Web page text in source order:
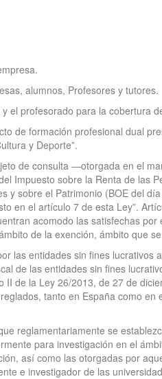
alumnos, Profesores y tutores.
el profesorado para la cobertura
de formación profesional dual
y Deporte”.
de consulta —otorgada en el
Impuesto sobre la Renta de las
y sobre el Patrimonio (BOE del
en el artículo 7 de esta Ley”.
acomodo las satisfechas
de la exención, ámbito que
las entidades sin fines
de las entidades sin fines
de la Ley 26/2013, de 27 de
tanto en España como
reglamentariamente se
para investigación en el
así como las otorgadas por
e investigador de las